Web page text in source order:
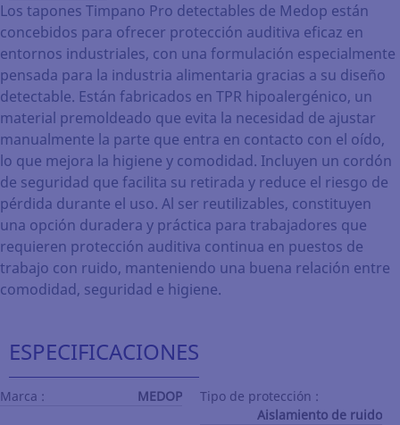
Los tapones Timpano Pro detectables de Medop están
concebidos para ofrecer protección auditiva eficaz en
entornos industriales, con una formulación especialmente
pensada para la industria alimentaria gracias a su diseño
detectable. Están fabricados en TPR hipoalergénico, un
material premoldeado que evita la necesidad de ajustar
manualmente la parte que entra en contacto con el oído,
lo que mejora la higiene y comodidad. Incluyen un cordón
de seguridad que facilita su retirada y reduce el riesgo de
pérdida durante el uso. Al ser reutilizables, constituyen
una opción duradera y práctica para trabajadores que
requieren protección auditiva continua en puestos de
trabajo con ruido, manteniendo una buena relación entre
comodidad, seguridad e higiene.
ESPECIFICACIONES
Marca : MEDOP
Tipo de protección :
Aislamiento de ruido